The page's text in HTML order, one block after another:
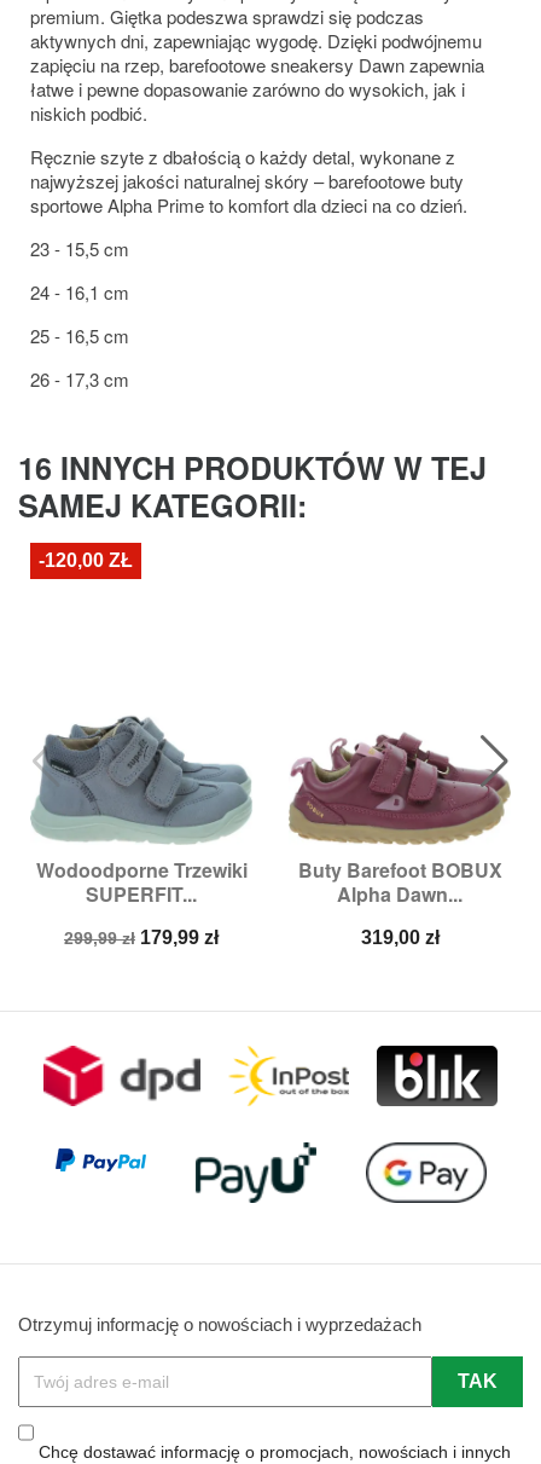
premium. Giętka podeszwa sprawdzi się podczas
aktywnych dni, zapewniając wygodę. Dzięki podwójnemu
zapięciu na rzep, barefootowe sneakersy Dawn zapewnia
łatwe i pewne dopasowanie zarówno do wysokich, jak i
niskich podbić.
Ręcznie szyte z dbałością o każdy detal, wykonane z
najwyższej jakości naturalnej skóry – barefootowe buty
sportowe Alpha Prime to komfort dla dzieci na co dzień.
23 - 15,5 cm
24 - 16,1 cm
25 - 16,5 cm
26 - 17,3 cm
16 INNYCH PRODUKTÓW W TEJ
SAMEJ KATEGORII:
Wodoodporne Trzewiki
SUPERFIT...
Cena
299,99 zł Cena
179,99 zł
-120,00 ZŁ
Buty Barefoot BOBUX
Alpha Dawn...
Cena
319,00 zł
Otrzymuj informację o nowościach i wyprzedażach
Chcę dostawać informację o promocjach, nowościach i innych